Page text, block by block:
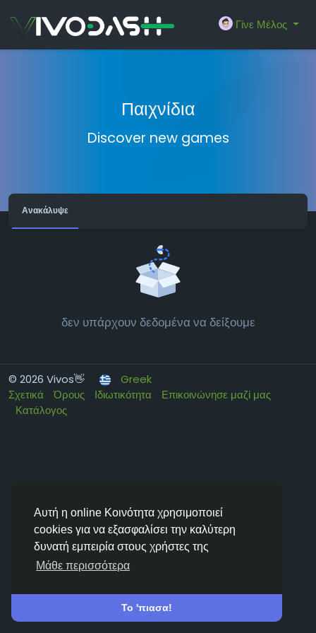
Αυτή η online Κοινότητα χρησιμοποιεί
cookies για να εξασφαλίσει την καλύτερη
δυνατή εμπειρία στους χρήστες της
Μάθε περισσότερα
Το 'πιασα!
Γίνε Μέλος
Παιχνίδια
Discover new games
Ανακάλυψε
δεν υπάρχουν δεδομένα να δείξουμε
© 2026 Vivos👋
Greek
Σχετικά
Όρους Ιδιωτικότητα
Επικοινώνησε μαζί μας
Κατάλογος